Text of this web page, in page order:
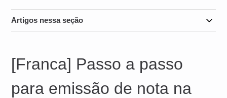
Artigos nessa seção
[Franca] Passo a passo
para emissão de nota na